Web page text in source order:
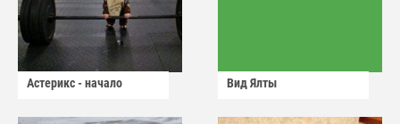
Астерикс - начало Вид Ялты